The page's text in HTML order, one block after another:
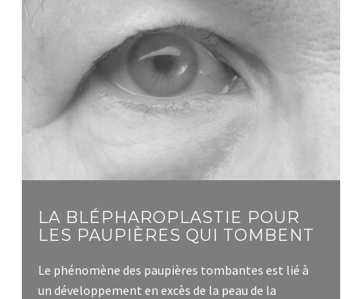
LA BLÉPHAROPLASTIE POUR
LES PAUPIÈRES QUI TOMBENT
Le phénomène des paupières tombantes est lié à
un développement en excès de la peau de la